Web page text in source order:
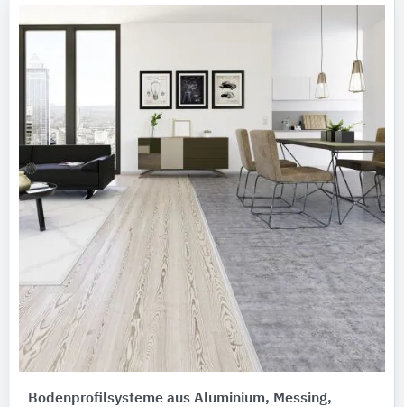
Bodenprofilsysteme aus Aluminium, Messing,